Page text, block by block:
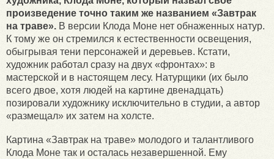
произведение точно таким же названием «Завтрак
на траве». В версии Клода Моне нет обнаженных натур.
К тому же он стремился к естественности освещения,
обыгрывая тени персонажей и деревьев. Кстати,
художник работал сразу на двух «фронтах»: в
мастерской и в настоящем лесу. Натурщики (их было
всего двое, хотя людей на картине двенадцать)
позировали художнику исключительно в студии, а автор
«размещал» их затем на холсте.
Картина «Завтрак на траве» молодого и талантливого
Клода Моне так и осталась незавершенной. Ему